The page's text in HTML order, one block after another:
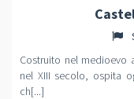
Costruito nel
nel XIII secolo, ospita
ch[...]